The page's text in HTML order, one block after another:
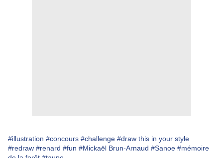
#illustration #concours #challenge #draw this in your style
#redraw #renard #fun #Mickaël Brun-Arnaud #Sanoe #mémoire